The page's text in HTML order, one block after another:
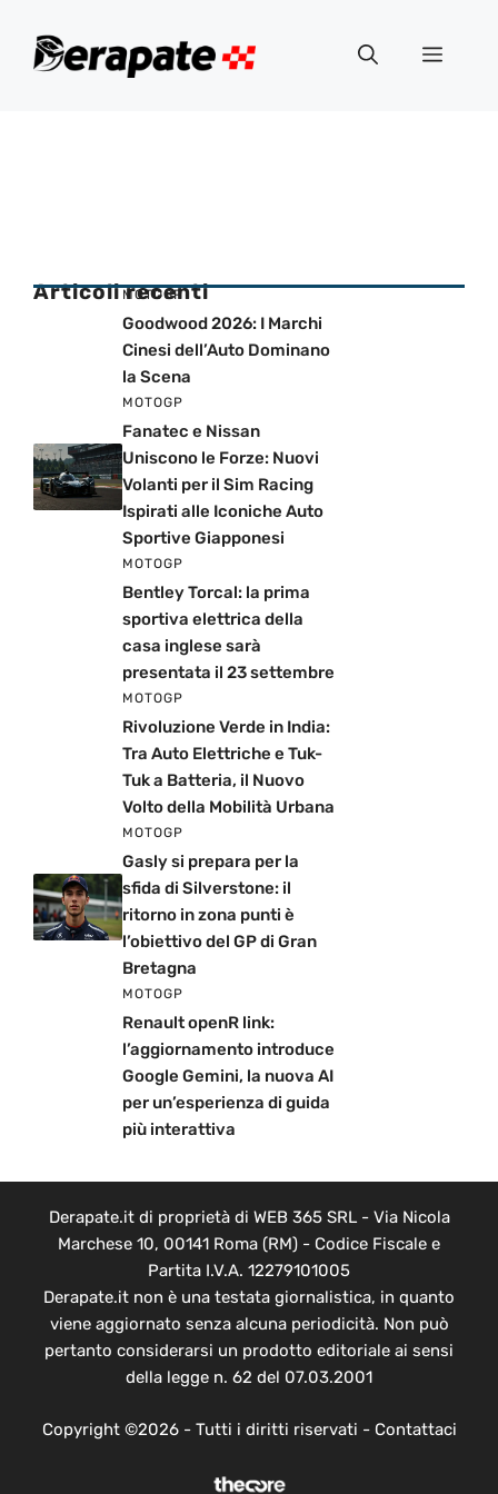
Menu
Articoli recenti
MOTOGP
Goodwood 2026: I Marchi
Cinesi dell’Auto Dominano
la Scena
MOTOGP
Fanatec e Nissan
Uniscono le Forze: Nuovi
Volanti per il Sim Racing
Ispirati alle Iconiche Auto
Sportive Giapponesi
MOTOGP
Bentley Torcal: la prima
sportiva elettrica della
casa inglese sarà
presentata il 23 settembre
MOTOGP
Rivoluzione Verde in India:
Tra Auto Elettriche e Tuk-
Tuk a Batteria, il Nuovo
Volto della Mobilità Urbana
MOTOGP
Gasly si prepara per la
sfida di Silverstone: il
ritorno in zona punti è
l’obiettivo del GP di Gran
Bretagna
MOTOGP
Renault openR link:
l’aggiornamento introduce
Google Gemini, la nuova AI
per un’esperienza di guida
più interattiva
Derapate.it di proprietà di WEB 365 SRL - Via Nicola
Marchese 10, 00141 Roma (RM) - Codice Fiscale e
Partita I.V.A. 12279101005
Derapate.it non è una testata giornalistica, in quanto
viene aggiornato senza alcuna periodicità. Non può
pertanto considerarsi un prodotto editoriale ai sensi
della legge n. 62 del 07.03.2001
Copyright ©2026 - Tutti i diritti riservati - Contattaci